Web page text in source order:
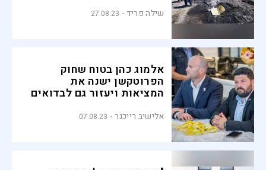
שילה פריד 27.08.23
אלמוג כהן בטוח שחוק
הפרוטקשן ישנה את
המציאות ויעזור גם לבדואים
אלישיב רייכנר 07.08.23